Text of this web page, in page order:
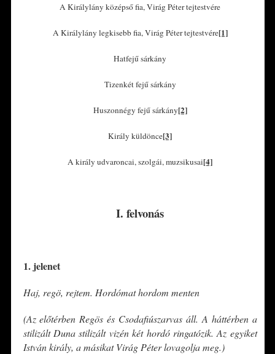
A Királylány középső fia, Virág Péter tejtestvére
A Királylány legkisebb fia, Virág Péter tejtestvére[1]
Hatfejű sárkány
Tizenkét fejű sárkány
Huszonnégy fejű sárkány[2]
Király küldönce[3]
A király udvaroncai, szolgái, muzsikusai[4]
I. felvonás
1. jelenet
Haj, regö, rejtem. Hordómat hordom menten
(Az előtérben Regös és Csodafiúszarvas áll. A háttérben a
stilizált Duna stilizált vizén két hordó ringatózik. Az egyiket
István király, a másikat Virág Péter lovagolja meg.)